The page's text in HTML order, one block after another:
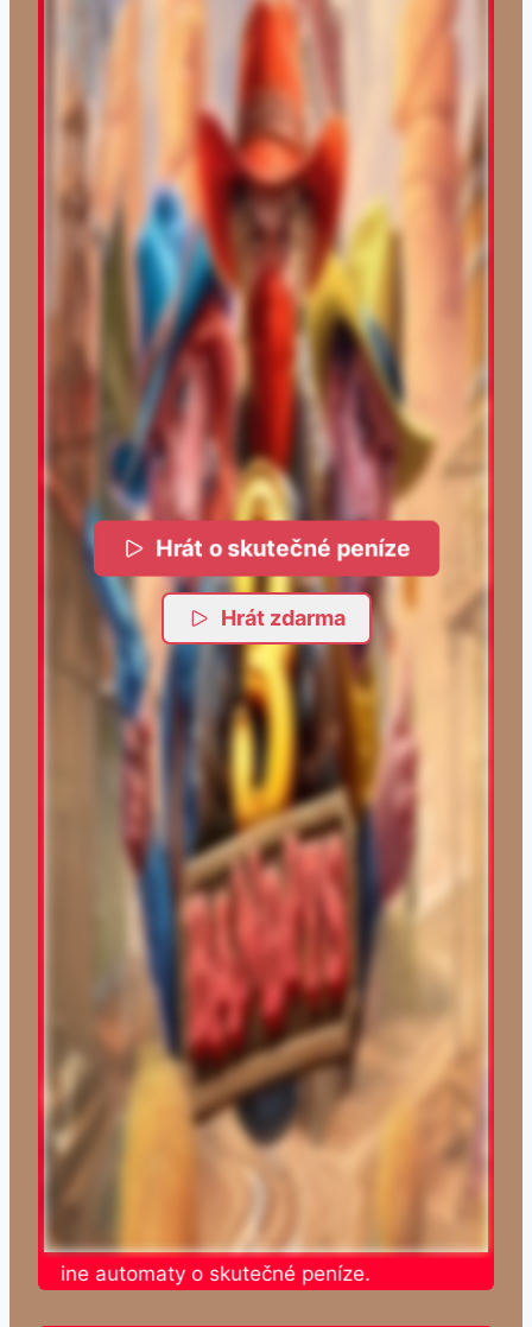
Hrát o skutečné peníze
Hrát zdarma
automaty o skutečné peníze.